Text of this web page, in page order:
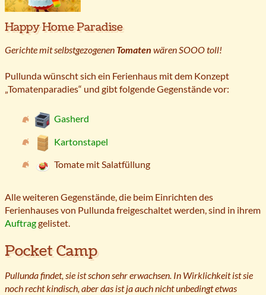
Happy Home Paradise
Gerichte mit selbstgezogenen Tomaten wären SOOO toll!
Pullunda wünscht sich ein Ferienhaus mit dem Konzept
„Tomatenparadies“ und gibt folgende Gegenstände vor:
Gasherd
Kartonstapel
Tomate mit Salatfüllung
Alle weiteren Gegenstände, die beim Einrichten des
Ferienhauses von Pullunda freigeschaltet werden, sind in ihrem
Auftraggelistet.
Pocket Camp
Pullunda findet, sie ist schon sehr erwachsen. In Wirklichkeit ist sie
noch recht kindisch, aber das ist ja auch nicht unbedingt etwas